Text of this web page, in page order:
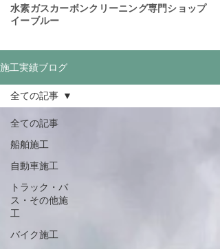
​水素ガスカーボンクリーニング専門ショップ
イーブルー
施工実績ブログ
全ての記事
船舶施工
自動車施工
トラック・バ
ス・その他施
工
バイク施工
全ての記事